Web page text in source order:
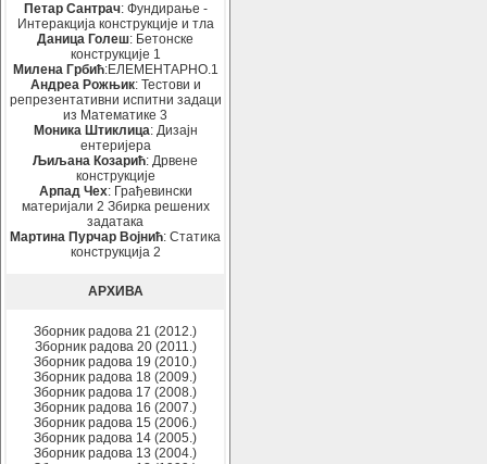
Петар Сантрач: Фундирање -
Интеракција конструкције и тла
Даница Голеш: Бетонске
конструкције 1
Милена Грбић:ЕЛЕМЕНТАРНО.1
Андреа Рожњик: Тестови и
репрезентативни испитни задаци
из Математике 3
Моника Штиклица: Дизајн
ентеријера
Љиљана Козарић: Дрвене
конструкције
Арпад Чех: Грађевински
материјали 2 Збирка решених
задатака
Мартина Пурчар Војнић: Статика
конструкција 2
АРХИВА
Зборник радова 21 (2012.)
Зборник радова 20 (2011.)
Зборник радова 19 (2010.)
Зборник радова 18 (2009.)
Зборник радова 17 (2008.)
Зборник радова 16 (2007.)
Зборник радова 15 (2006.)
Зборник радова 14 (2005.)
Зборник радова 13 (2004.)